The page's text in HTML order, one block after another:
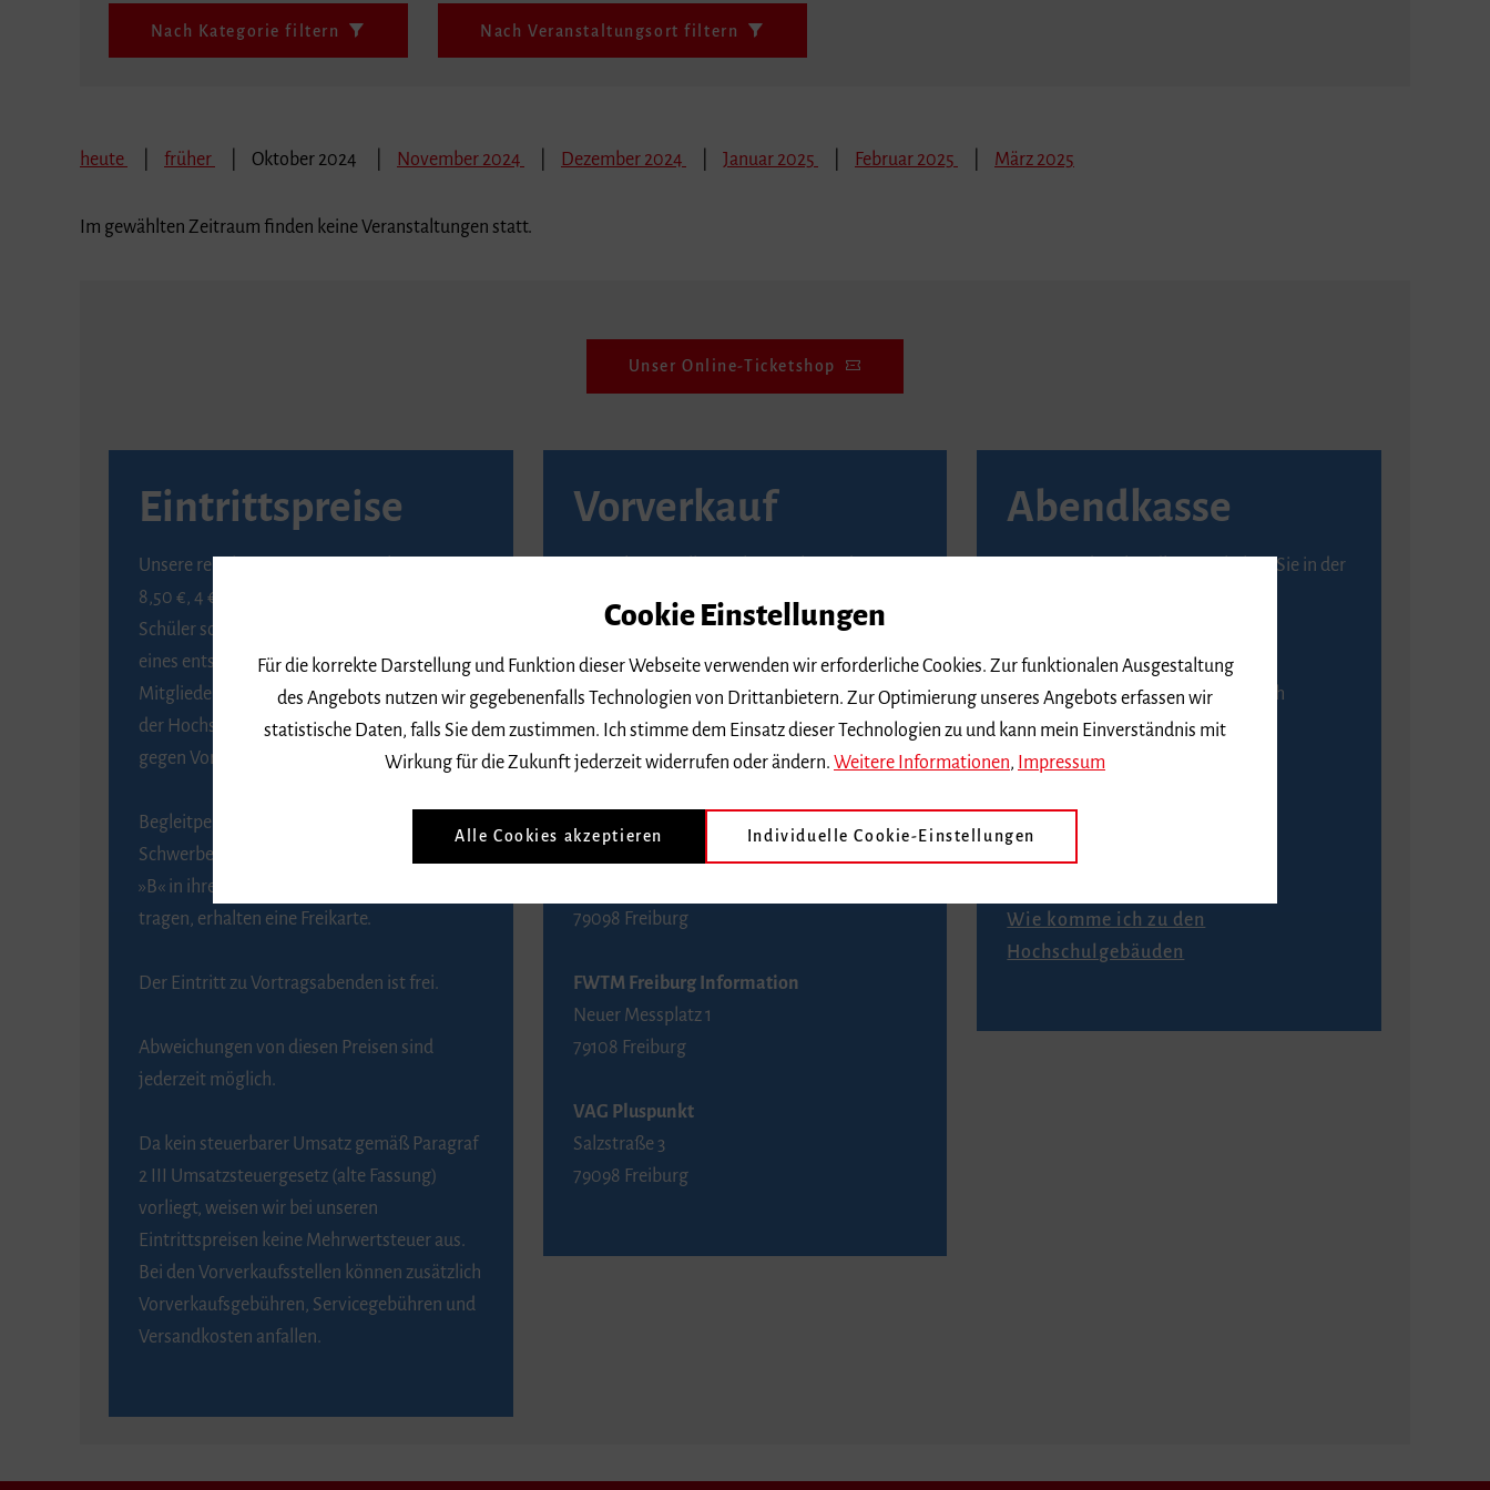
Nach Kategorie filtern Nach Veranstaltungsort filtern
heute früher Oktober 2024 November 2024 Dezember 2024 Januar 2025 Februar 2025 März 2025
Im gewählten Zeitraum finden keine Veranstaltungen statt.
Unser Online-Ticketshop
Eintrittspreise
Unsere regulären Eintrittspreise betragen
8,50 €, 4 € ermäßigt für Schülerinnen und
Schüler sowie Studierende gegen Vorlage
eines entsprechenden Nachweises, 6 € für
Mitglieder der Gesellschaft zur Förderung
der Hochschule für Musik Freiburg e. V.
gegen Vorlage des Mitgliedsausweises.
Begleitpersonen von Menschen mit
Schwerbehinderung, die das Merkzeichen
»B« in ihrem Schwerbehindertenausweis
tragen, erhalten eine Freikarte.
Der Eintritt zu Vortragsabenden ist frei.
Abweichungen von diesen Preisen sind
jederzeit möglich.
Da kein steuerbarer Umsatz gemäß Paragraf
2 III Umsatzsteuergesetz (alte Fassung)
vorliegt, weisen wir bei unseren
Eintrittspreisen keine Mehrwertsteuer aus.
Bei den Vorverkaufsstellen können zusätzlich
Vorverkaufsgebühren, Servicegebühren und
Versandkosten anfallen.
Vorverkauf
Seite von Reservix.
BZ-Kartenservice Freiburg
Kaiser-Joseph-Straße 229
79098 Freiburg
Telefon 0761 4968888 (Reservierungen sind
79098 Freiburg
FWTM Freiburg Information
Neuer Messplatz 1
79108 Freiburg
VAG Pluspunkt
Salzstraße 3
79098 Freiburg
Abendkasse
Karten an der Abendkasse erhalten Sie in der
An der Abendkasse ist ausschließlich
Barzahlung möglich.
Anfahrt
Wie komme ich zu den
Hochschulgebäuden
Cookie Einstellungen
Für die korrekte Darstellung und Funktion dieser Webseite verwenden wir erforderliche Cookies. Zur funktionalen Ausgestaltung
des Angebots nutzen wir gegebenenfalls Technologien von Drittanbietern. Zur Optimierung unseres Angebots erfassen wir
statistische Daten, falls Sie dem zustimmen. Ich stimme dem Einsatz dieser Technologien zu und kann mein Einverständnis mit
Wirkung für die Zukunft jederzeit widerrufen oder ändern. Weitere Informationen, Impressum
Alle Cookies akzeptieren Individuelle Cookie-Einstellungen